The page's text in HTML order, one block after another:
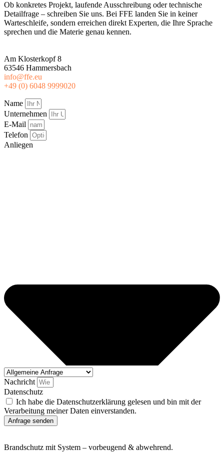
Ob konkretes Projekt, laufende Ausschreibung oder technische
Detailfrage – schreiben Sie uns. Bei FFE landen Sie in keiner
Warteschleife, sondern erreichen direkt Experten, die Ihre Sprache
sprechen und die Materie genau kennen.
Am Klosterkopf 8
63546 Hammersbach
info@ffe.eu
+49 (0) 6048 9999020
Name
Unternehmen
E-Mail
Telefon
Anliegen
Nachricht
Datenschutz
Ich habe die Datenschutzerklärung gelesen und bin mit der
Verarbeitung meiner Daten einverstanden.
Anfrage senden
Brandschutz mit System – vorbeugend & abwehrend.